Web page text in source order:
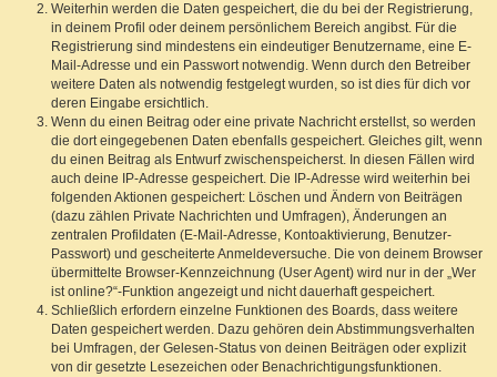
Weiterhin werden die Daten gespeichert, die du bei der Registrierung,
in deinem Profil oder deinem persönlichem Bereich angibst. Für die
Registrierung sind mindestens ein eindeutiger Benutzername, eine E-
Mail-Adresse und ein Passwort notwendig. Wenn durch den Betreiber
weitere Daten als notwendig festgelegt wurden, so ist dies für dich vor
deren Eingabe ersichtlich.
Wenn du einen Beitrag oder eine private Nachricht erstellst, so werden
die dort eingegebenen Daten ebenfalls gespeichert. Gleiches gilt, wenn
du einen Beitrag als Entwurf zwischenspeicherst. In diesen Fällen wird
auch deine IP-Adresse gespeichert. Die IP-Adresse wird weiterhin bei
folgenden Aktionen gespeichert: Löschen und Ändern von Beiträgen
(dazu zählen Private Nachrichten und Umfragen), Änderungen an
zentralen Profildaten (E-Mail-Adresse, Kontoaktivierung, Benutzer-
Passwort) und gescheiterte Anmeldeversuche. Die von deinem Browser
übermittelte Browser-Kennzeichnung (User Agent) wird nur in der „Wer
ist online?“-Funktion angezeigt und nicht dauerhaft gespeichert.
Schließlich erfordern einzelne Funktionen des Boards, dass weitere
Daten gespeichert werden. Dazu gehören dein Abstimmungsverhalten
bei Umfragen, der Gelesen-Status von deinen Beiträgen oder explizit
von dir gesetzte Lesezeichen oder Benachrichtigungsfunktionen.